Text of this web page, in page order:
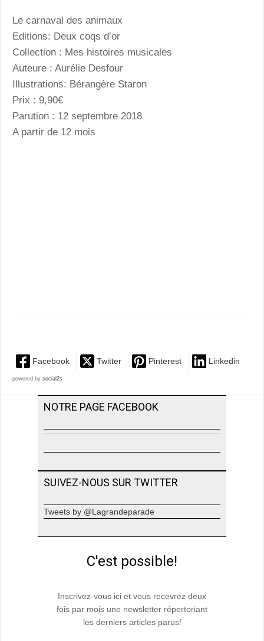
Le carnaval des animaux
Editions: Deux coqs d’or
Collection : Mes histoires musicales
Auteure : Aurélie Desfour
Illustrations: Bérangère Staron
Prix : 9,90€
Parution : 12 septembre 2018
A partir de 12 mois
Facebook Twitter Pinterest Linkedin
powered by social2s
NOTRE PAGE FACEBOOK
SUIVEZ-NOUS SUR TWITTER
Tweets by @Lagrandeparade
C'est possible!
Inscrivez-vous ici et vous recevrez deux
fois par mois une newsletter répertoriant
les derniers articles parus!